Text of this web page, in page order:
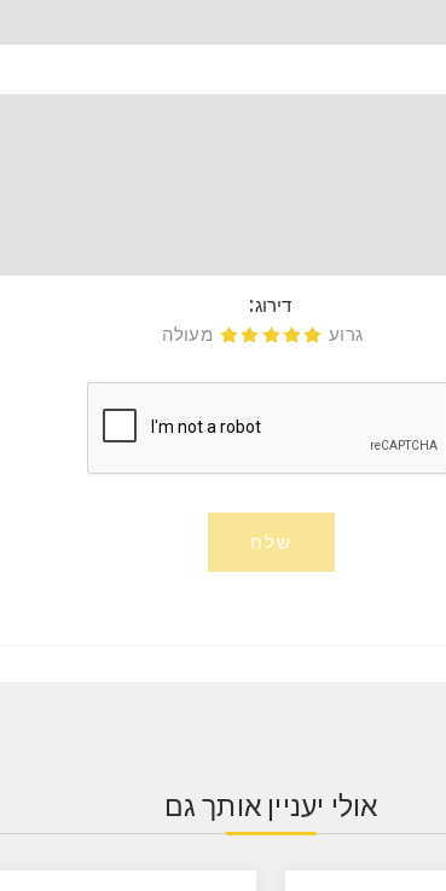
דירוג:
גרוע
מעולה
שלח
אולי יעניין אותך גם